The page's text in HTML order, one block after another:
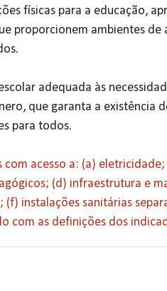
físicas para a educação,
proporcionem ambientes de
adequada às
que garanta a existência
para todos.
com acesso a: (a)
(d) infraestrutura e
instalações sanitárias
com as definições dos